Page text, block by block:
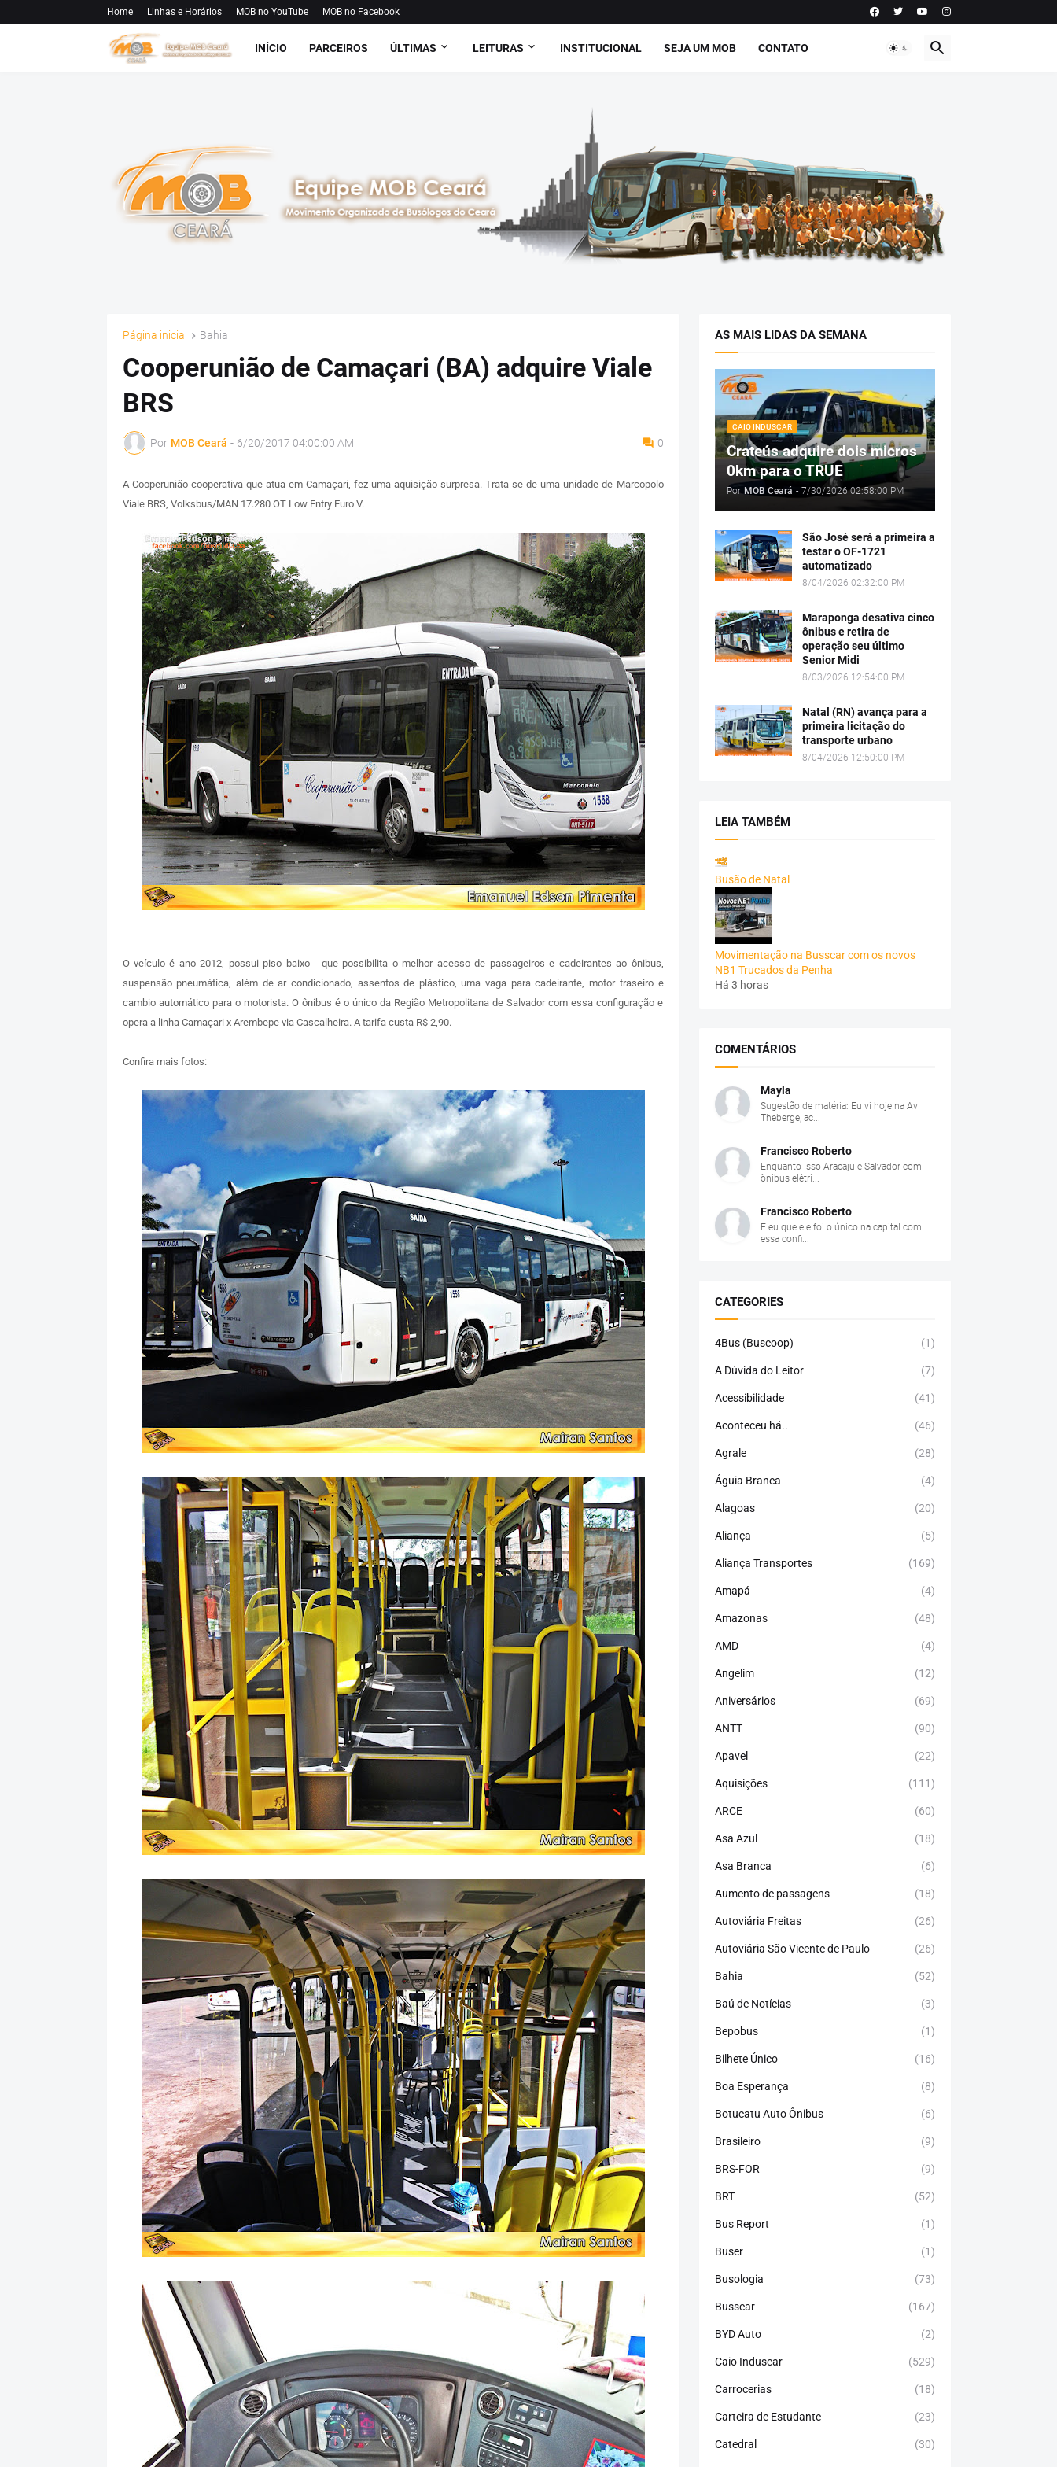
Home Linhas e Horários MOB no YouTube MOB no Facebook
INÍCIO PARCEIROS ÚLTIMAS LEITURAS INSTITUCIONAL SEJA UM MOB CONTATO
Página inicial Bahia
Cooperunião de Camaçari (BA) adquire Viale
BRS
Por MOB Ceará - 6/20/2017 04:00:00 AM 0
A Cooperunião cooperativa que atua em Camaçari, fez uma aquisição surpresa. Trata-se de uma unidade de Marcopolo
Viale BRS, Volksbus/MAN 17.280 OT Low Entry Euro V.
O veículo é ano 2012, possui piso baixo - que possibilita o melhor acesso de passageiros e cadeirantes ao ônibus,
suspensão pneumática, além de ar condicionado, assentos de plástico, uma vaga para cadeirante, motor traseiro e
cambio automático para o motorista. O ônibus é o único da Região Metropolitana de Salvador com essa configuração e
opera a linha Camaçari x Arembepe via Cascalheira. A tarifa custa R$ 2,90.
Confira mais fotos:
AS MAIS LIDAS DA SEMANA
CAIO INDUSCAR
Crateús adquire dois micros
0km para o TRUE
Por MOB Ceará - 7/30/2026 02:58:00 PM
São José será a primeira a
testar o OF-1721
automatizado
8/04/2026 02:32:00 PM
Maraponga desativa cinco
ônibus e retira de
operação seu último
Senior Midi
8/03/2026 12:54:00 PM
Natal (RN) avança para a
primeira licitação do
transporte urbano
8/04/2026 12:50:00 PM
LEIA TAMBÉM
Busão de Natal
Movimentação na Busscar com os novos
NB1 Trucados da Penha
Há 3 horas
COMENTÁRIOS
Mayla
Sugestão de matéria: Eu vi hoje na Av
Theberge, ac...
Francisco Roberto
Enquanto isso Aracaju e Salvador com
ônibus elétri...
Francisco Roberto
E eu que ele foi o único na capital com
essa confi...
CATEGORIES
4Bus (Buscoop) (1)
A Dúvida do Leitor (7)
Acessibilidade (41)
Aconteceu há.. (46)
Agrale (28)
Águia Branca (4)
Alagoas (20)
Aliança (5)
Aliança Transportes (169)
Amapá (4)
Amazonas (48)
AMD (4)
Angelim (12)
Aniversários (69)
ANTT (90)
Apavel (22)
Aquisições (111)
ARCE (60)
Asa Azul (18)
Asa Branca (6)
Aumento de passagens (18)
Autoviária Freitas (26)
Autoviária São Vicente de Paulo (26)
Bahia (52)
Baú de Notícias (3)
Bepobus (1)
Bilhete Único (16)
Boa Esperança (8)
Botucatu Auto Ônibus (6)
Brasileiro (9)
BRS-FOR (9)
BRT (52)
Bus Report (1)
Buser (1)
Busologia (73)
Busscar (167)
BYD Auto (2)
Caio Induscar (529)
Carrocerias (18)
Carteira de Estudante (23)
Catedral (30)